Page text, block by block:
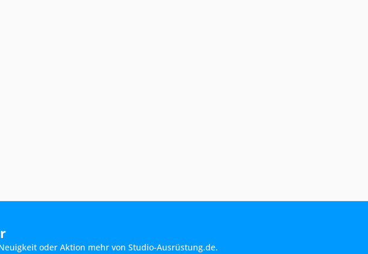
oder Aktion mehr von Studio-Ausrüstung.de.